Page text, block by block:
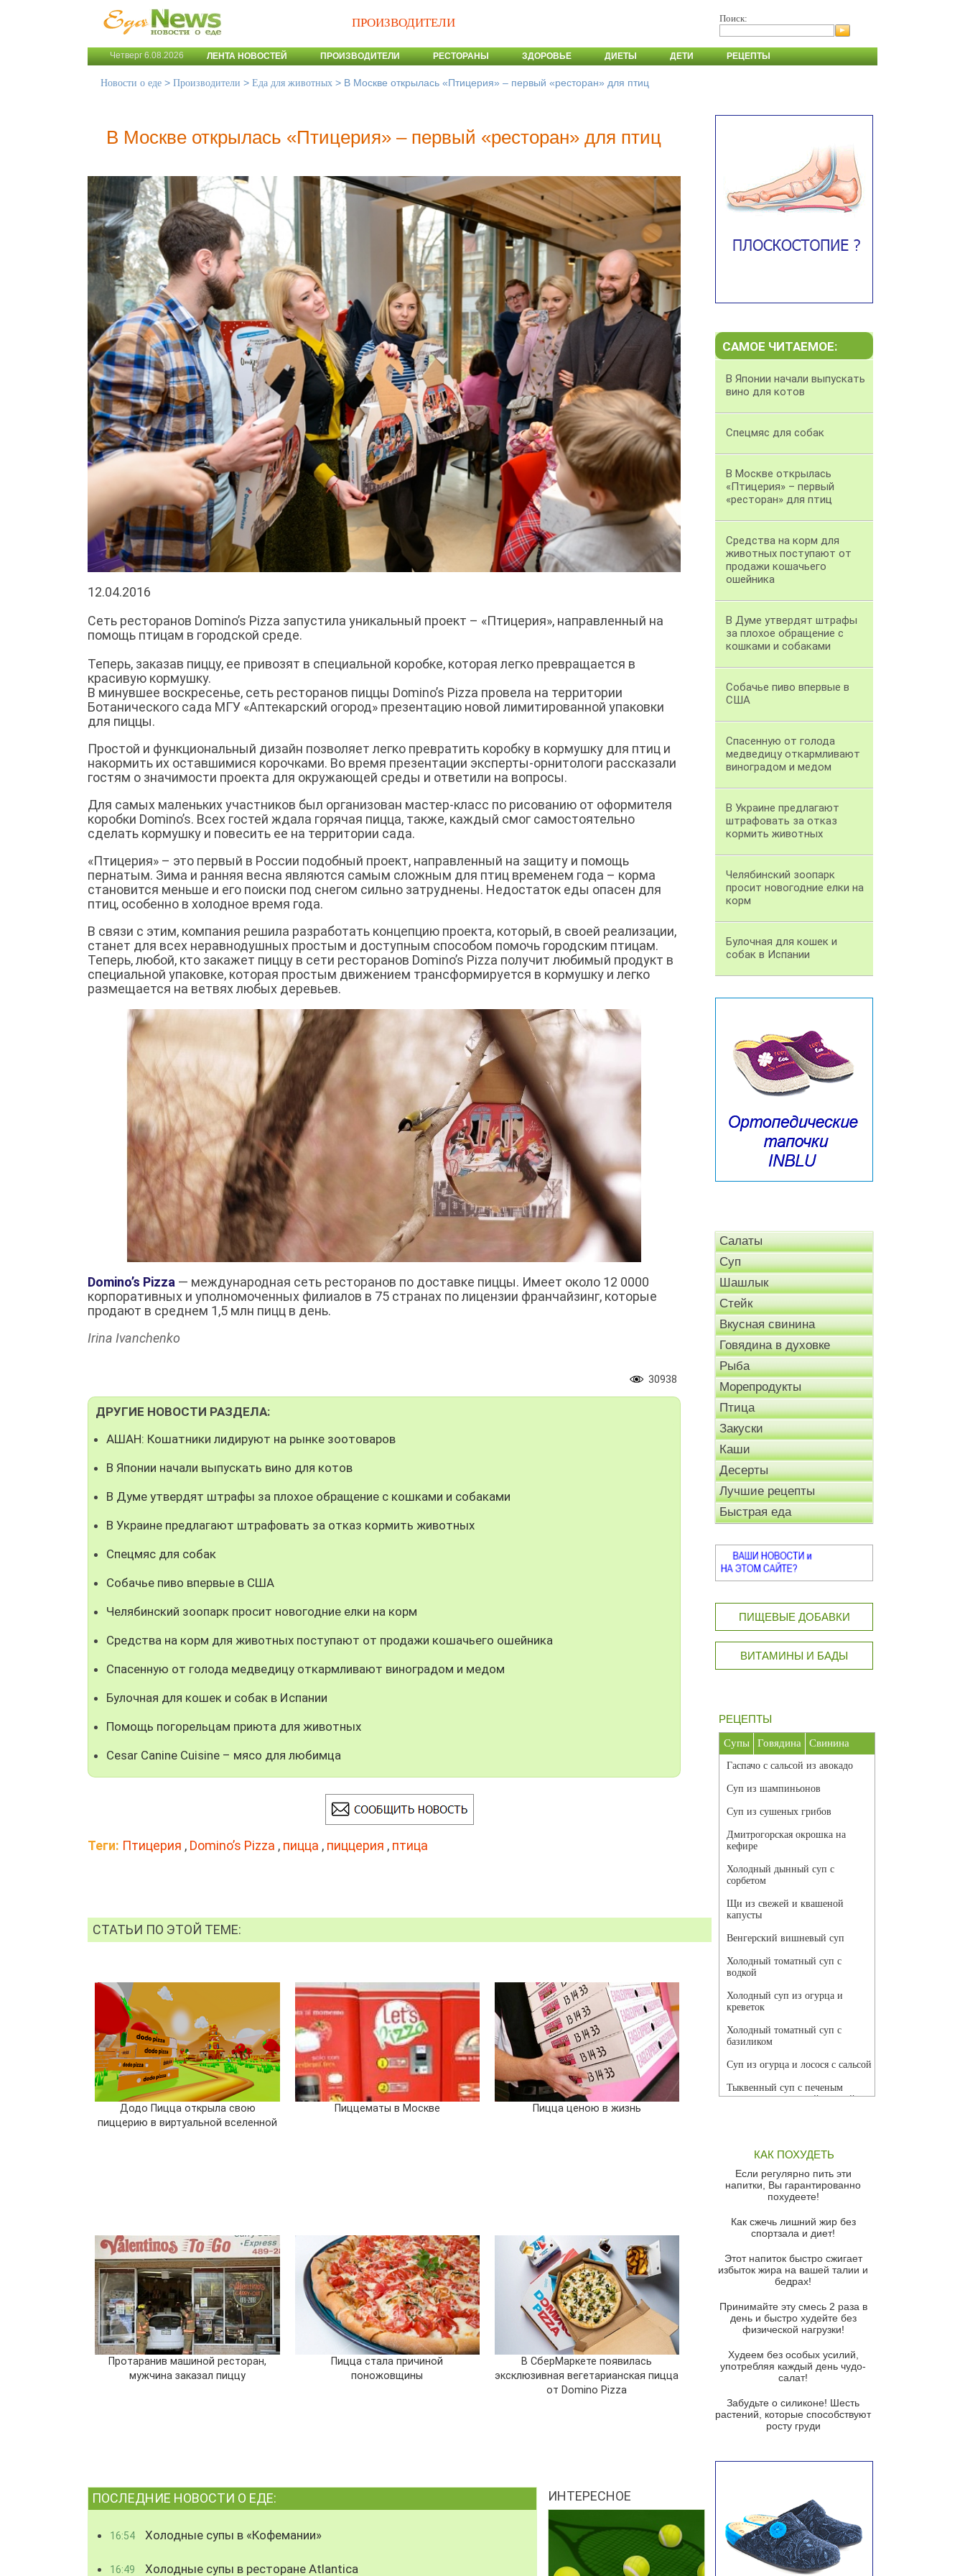
ПРОИЗВОДИТЕЛИ Поиск:
Четверг 6.08.2026 ЛЕНТА НОВОСТЕЙ ПРОИЗВОДИТЕЛИ РЕСТОРАНЫ ЗДОРОВЬЕ ДИЕТЫ ДЕТИ РЕЦЕПТЫ
Новости о еде > Производители > Еда для животных > В Москве открылась «Птицерия» – первый «ресторан» для птиц
В Москве открылась «Птицерия» – первый «ресторан» для птиц
12.04.2016
Сеть ресторанов Domino’s Pizza запустила уникальный проект – «Птицерия», направленный на
помощь птицам в городской среде.
Теперь, заказав пиццу, ее привозят в специальной коробке, которая легко превращается в
красивую кормушку.
В минувшее воскресенье, сеть ресторанов пиццы Domino’s Pizza провела на территории
Ботанического сада МГУ «Аптекарский огород» презентацию новой лимитированной упаковки
для пиццы.
Простой и функциональный дизайн позволяет легко превратить коробку в кормушку для птиц и
накормить их оставшимися корочками. Во время презентации эксперты-орнитологи рассказали
гостям о значимости проекта для окружающей среды и ответили на вопросы.
Для самых маленьких участников был организован мастер-класс по рисованию от оформителя
коробки Domino’s. Всех гостей ждала горячая пицца, также, каждый смог самостоятельно
сделать кормушку и повесить ее на территории сада.
«Птицерия» – это первый в России подобный проект, направленный на защиту и помощь
пернатым. Зима и ранняя весна являются самым сложным для птиц временем года – корма
становится меньше и его поиски под снегом сильно затруднены. Недостаток еды опасен для
птиц, особенно в холодное время года.
В связи с этим, компания решила разработать концепцию проекта, который, в своей реализации,
станет для всех неравнодушных простым и доступным способом помочь городским птицам.
Теперь, любой, кто закажет пиццу в сети ресторанов Domino’s Pizza получит любимый продукт в
специальной упаковке, которая простым движением трансформируется в кормушку и легко
размещается на ветвях любых деревьев.
Domino’s Pizza — международная сеть ресторанов по доставке пиццы. Имеет около 12 0000
корпоративных и уполномоченных филиалов в 75 странах по лицензии франчайзинг, которые
продают в среднем 1,5 млн пицц в день.
Irina Ivanchenko
30938
ДРУГИЕ НОВОСТИ РАЗДЕЛА:
АШАН: Кошатники лидируют на рынке зоотоваров
В Японии начали выпускать вино для котов
В Думе утвердят штрафы за плохое обращение с кошками и собаками
В Украине предлагают штрафовать за отказ кормить животных
Спецмяс для собак
Собачье пиво впервые в США
Челябинский зоопарк просит новогодние елки на корм
Средства на корм для животных поступают от продажи кошачьего ошейника
Спасенную от голода медведицу откармливают виноградом и медом
Булочная для кошек и собак в Испании
Помощь погорельцам приюта для животных
Cesar Canine Cuisine – мясо для любимца
Теги: Птицерия , Domino’s Pizza , пицца , пиццерия , птица
СТАТЬИ ПО ЭТОЙ ТЕМЕ:
Додо Пицца открыла свою
пиццерию в виртуальной вселенной
Пиццематы в Москве Пицца ценою в жизнь
Протаранив машиной ресторан,
мужчина заказал пиццу
Пицца стала причиной
поножовщины
В СберМаркете появилась
эксклюзивная вегетарианская пицца
от Domino Pizza
ПОСЛЕДНИЕ НОВОСТИ О ЕДЕ:
16:54 Холодные супы в «Кофемании»
16:49 Холодные супы в ресторане Atlantica
ИНТЕРЕСНОЕ
САМОЕ ЧИТАЕМОЕ:
В Японии начали выпускать
вино для котов
Спецмяс для собак
В Москве открылась
«Птицерия» – первый
«ресторан» для птиц
Средства на корм для
животных поступают от
продажи кошачьего
ошейника
В Думе утвердят штрафы
за плохое обращение с
кошками и собаками
Собачье пиво впервые в
США
Спасенную от голода
медведицу откармливают
виноградом и медом
В Украине предлагают
штрафовать за отказ
кормить животных
Челябинский зоопарк
просит новогодние елки на
корм
Булочная для кошек и
собак в Испании
Салаты
Суп
Шашлык
Стейк
Вкусная свинина
Говядина в духовке
Рыба
Морепродукты
Птица
Закуски
Каши
Десерты
Лучшие рецепты
Быстрая еда
ПИЩЕВЫЕ ДОБАВКИ
ВИТАМИНЫ И БАДЫ
РЕЦЕПТЫ
Супы Говядина Свинина
Гаспачо с сальсой из авокадо
Суп из шампиньонов
Суп из сушеных грибов
Дмитрогорская окрошка на
кефире
Холодный дынный суп с
сорбетом
Щи из свежей и квашеной
капусты
Венгерский вишневый суп
Холодный томатный суп с
водкой
Холодный суп из огурца и
креветок
Холодный томатный суп с
базиликом
Суп из огурца и лосося с сальсой
Тыквенный суп с печеным
чесноком и томатной сальсой
красного перца
Парижский луковый суп
Суп из спаржи и горошка с
Суп-крем из цветной капусты
Французский луковый суп
Суп из баклажанов с моцареллой
Грибной крем-суп с кростини с
козьим сыром
Суп мисо с зеленым луком и
тофу
из рукколы
Португальский чесночный суп с
Ирландский картофельный суп
Суп из пастернака
Пряный морковный суп во время
зимних холодов
КАК ПОХУДЕТЬ
Если регулярно пить эти
напитки, Вы гарантированно
похудеете!
Как сжечь лишний жир без
спортзала и диет!
Этот напиток быстро сжигает
избыток жира на вашей талии и
бедрах!
Принимайте эту смесь 2 раза в
день и быстро худейте без
физической нагрузки!
Худеем без особых усилий,
употребляя каждый день чудо-
салат!
Забудьте о силиконе! Шесть
растений, которые способствуют
росту груди